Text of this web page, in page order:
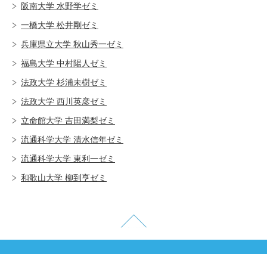
阪南大学 水野学ゼミ
一橋大学 松井剛ゼミ
兵庫県立大学 秋山秀一ゼミ
福島大学 中村陽人ゼミ
法政大学 杉浦未樹ゼミ
法政大学 西川英彦ゼミ
立命館大学 吉田満梨ゼミ
流通科学大学 清水信年ゼミ
流通科学大学 東利一ゼミ
和歌山大学 柳到亨ゼミ